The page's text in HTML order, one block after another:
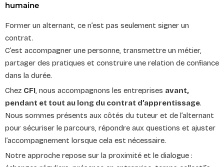
humaine
Former un alternant, ce n’est pas seulement signer un
contrat.
C’est accompagner une personne, transmettre un métier,
partager des pratiques et construire une relation de confiance
dans la durée.
Chez CFI, nous accompagnons les entreprises avant,
pendant et tout au long du contrat d’apprentissage.
Nous sommes présents aux côtés du tuteur et de l’alternant
pour sécuriser le parcours, répondre aux questions et ajuster
l’accompagnement lorsque cela est nécessaire.
Notre approche repose sur la proximité et le dialogue :